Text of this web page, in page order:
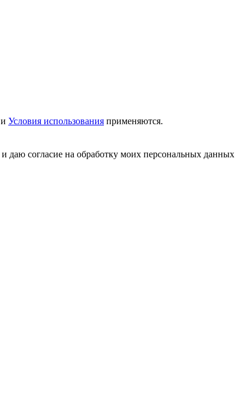
и Условия использования применяются.
и даю согласие на обработку моих персональных данных